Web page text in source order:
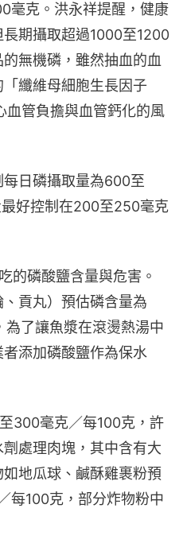
毫克。洪永祥提醒，健康
期攝取超過1000至1200
無機磷，雖然抽血的血
纖維母細胞生長因子
血管負擔與血管鈣化的風
日磷攝取量為600至
好控制在200至250毫克
的磷酸鹽含量與危害。
貢丸）預估磷含量為
了讓魚漿在滾燙熱湯中
添加磷酸鹽作為保水
300毫克／每100克，許
處理肉塊，其中含有大
地瓜球、鹹酥雞裹粉預
每100克，部分炸物粉中